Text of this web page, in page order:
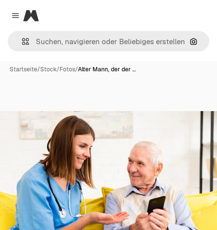
Close menu
Magnific
Nach
Startseite/Stock/Fotos/Alter Mann, der der …